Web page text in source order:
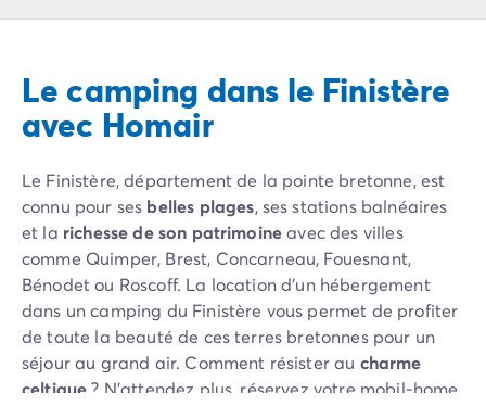
Camping Hendaye
Camping Bretagne
Camping Côtes d'Armor
Camping Ille-et-Vilaine
Camping Saint-Malo
Camping Morbihan
Camping Vannes
Camping Centre-Val de Loire
Camping Indre-et-Loire
Camping Chenonceau
Camping Champagne-Ardenne
Camping Ardennes
Le camping dans le Finistère
avec Homair
Le Finistère, département de la pointe bretonne, est
connu pour ses belles plages, ses stations balnéaires
et la richesse de son patrimoineavec des villes
comme Quimper, Brest, Concarneau, Fouesnant,
Bénodet ou Roscoff. La location d’un hébergement
dans un camping du Finistère vous permet de profiter
de toute la beauté de ces terres bretonnes pour un
séjour au grand air. Comment résister au charme
celtique? N’attendez plus, réservez votre mobil-home